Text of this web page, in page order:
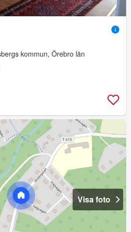
kommun, Örebro län
Visa foto